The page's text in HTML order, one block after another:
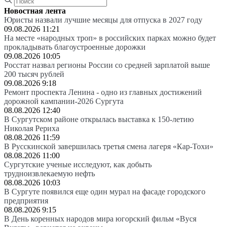
Новостная лента
Юристы назвали лучшие месяцы для отпуска в 2027 году
09.08.2026 11:21
На месте «народных троп» в российских парках можно будет
прокладывать благоустроенные дорожки
09.08.2026 10:05
Росстат назвал регионы России со средней зарплатой выше
200 тысяч рублей
09.08.2026 9:18
Ремонт проспекта Ленина - одно из главных достижений
дорожной кампании-2026 Сургута
08.08.2026 12:40
В Сургутском районе открылась выставка к 150-летию
Николая Рериха
08.08.2026 11:59
В Русскинской завершилась третья смена лагеря «Кар-Тохи»
08.08.2026 11:00
Сургутские ученые исследуют, как добыть
трудноизвлекаемую нефть
08.08.2026 10:03
В Сургуте появился еще один мурал на фасаде городского
предприятия
08.08.2026 9:15
В День коренных народов мира югорский фильм «Вуся